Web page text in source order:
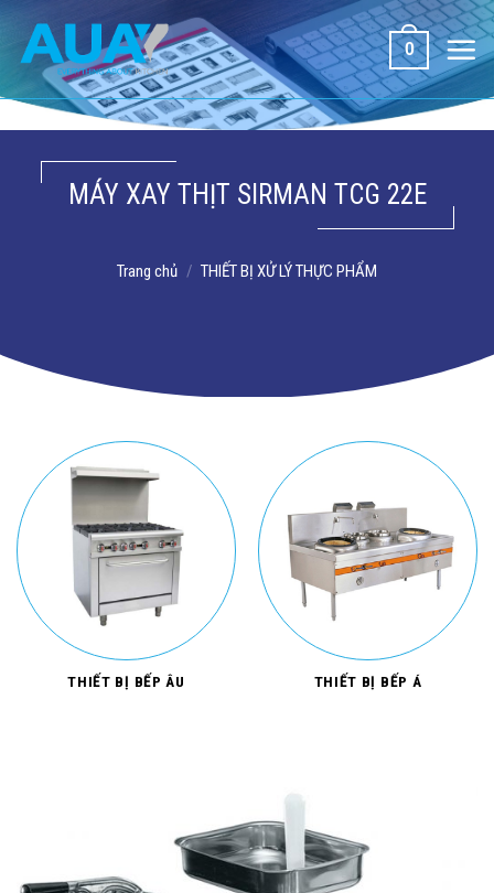
dung
0
MÁY XAY THỊT SIRMAN TCG 22E
Trang chủ / THIẾT BỊ XỬ LÝ THỰC PHẨM
THIẾT BỊ BẾP ÂU THIẾT BỊ BẾP Á